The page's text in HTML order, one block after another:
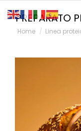
PREPARATO
You are here:
Home Linea